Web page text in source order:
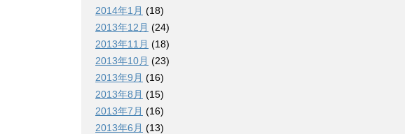
2014年1月 (18)
2013年12月 (24)
2013年11月 (18)
2013年10月 (23)
2013年9月 (16)
2013年8月 (15)
2013年7月 (16)
2013年6月 (13)